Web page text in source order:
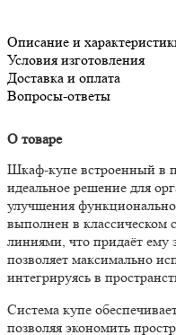
Описание и
Условия изготовления
Доставка и оплата
Вопросы-ответы
О товаре
Шкаф-купе встроенный
идеальное решение для
улучшения
выполнен в классическом
линиями, что придаёт ему
позволяет максимально
интегрируясь в
Система купе
позволяя экономить